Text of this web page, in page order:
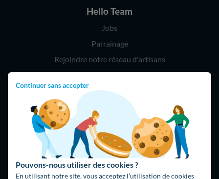
Continuer sans accepter
Pouvons-nous utiliser des cookies ?
En utilisant notre site, vous acceptez l’utilisation de cookies
Hello Team
Jobs
Parrainage
Rejoindre notre réseau d'artisans
Hello !
09 75 18 60 60
(8h-21h)
75018 Paris